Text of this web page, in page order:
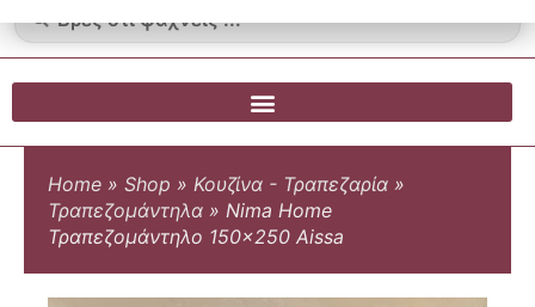
...
Home » Shop » Κουζίνα - Τραπεζαρία »
Τραπεζομάντηλα » Nima Home
Τραπεζομάντηλο 150×250 Aissa